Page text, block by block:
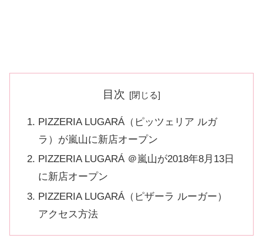
目次
PIZZERIA LUGARÁ（ピッツェリア ルガ
ラ）が嵐山に新店オープン
PIZZERIA LUGARÁ ＠嵐山が2018年8月13日
に新店オープン
PIZZERIA LUGARÁ（ピザーラ ルーガー）
アクセス方法